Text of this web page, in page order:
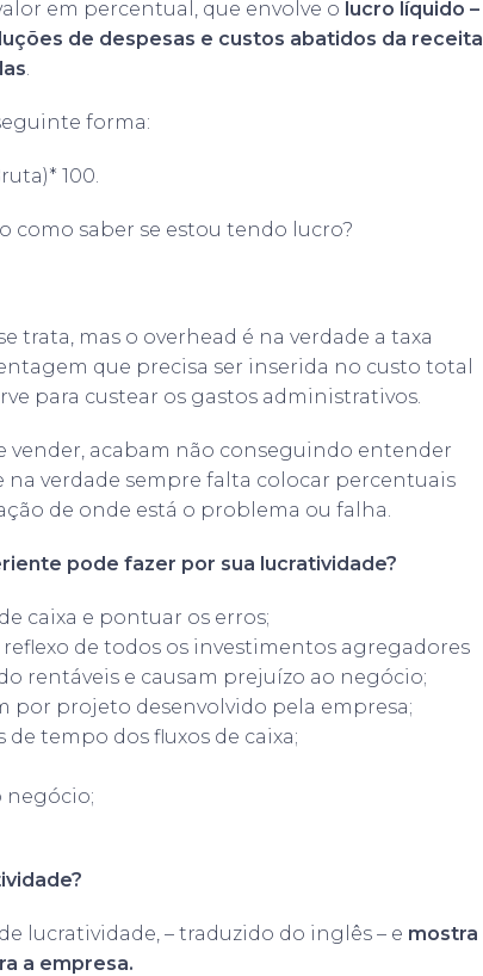
em percentual, que envolve o lucro líquido –
de despesas e custos abatidos da receita
forma:
100.
como saber se estou tendo lucro?
trata, mas o overhead é na verdade a taxa
que precisa ser inserida no custo total
para custear os gastos administrativos.
vender, acabam não conseguindo entender
verdade sempre falta colocar percentuais
de onde está o problema ou falha.
pode fazer por sua lucratividade?
caixa e pontuar os erros;
de todos os investimentos agregadores
rentáveis e causam prejuízo ao negócio;
por projeto desenvolvido pela empresa;
tempo dos fluxos de caixa;
negócio;
lucratividade, – traduzido do inglês – e mostra
a empresa.